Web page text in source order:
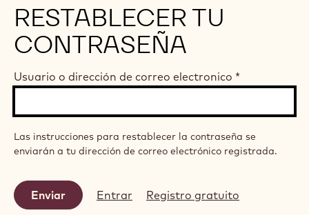
RESTABLECER TU
CONTRASEÑA
Usuario o dirección de correo electronico *
Las instrucciones para restablecer la contraseña se
enviarán a tu dirección de correo electrónico registrada.
Entrar Registro gratuito